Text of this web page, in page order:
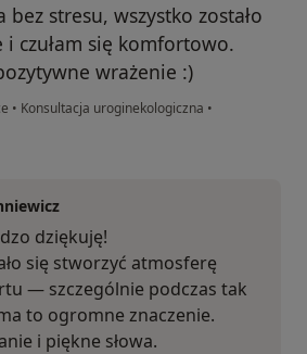
bez stresu, wszystko zostało
czułam się komfortowo.
wrażenie :)
• Konsultacja uroginekologiczna •
dziękuję!
się stworzyć atmosferę
— szczególnie podczas tak
to ogromne znaczenie.
i piękne słowa.